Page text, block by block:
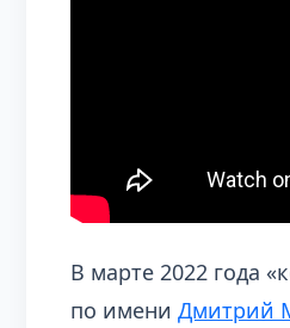
В марте 2022 года
по имениДмитрий